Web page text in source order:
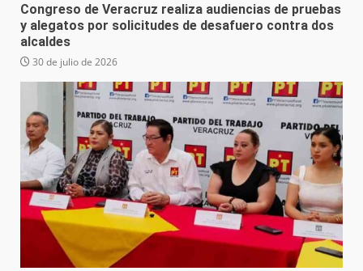
Congreso de Veracruz realiza audiencias de pruebas
y alegatos por solicitudes de desafuero contra dos
alcaldes
30 de julio de 2026